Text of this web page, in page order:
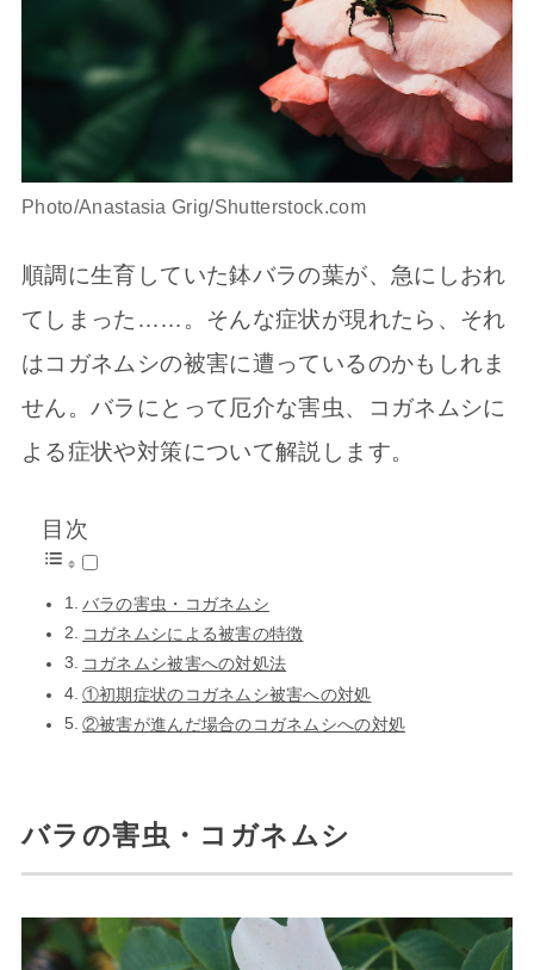
Photo/Anastasia Grig/Shutterstock.com
順調に生育していた鉢バラの葉が、急にしおれ
てしまった……。そんな症状が現れたら、それ
はコガネムシの被害に遭っているのかもしれま
せん。バラにとって厄介な害虫、コガネムシに
よる症状や対策について解説します。
目次
バラの害虫・コガネムシ
コガネムシによる被害の特徴
コガネムシ被害への対処法
①初期症状のコガネムシ被害への対処
②被害が進んだ場合のコガネムシへの対処
バラの害虫・コガネムシ